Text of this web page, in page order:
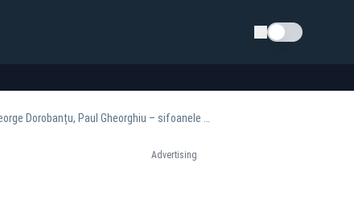
Schimba tema
Advertising